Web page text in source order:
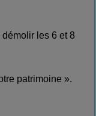
les 6 et 8
patrimoine ».